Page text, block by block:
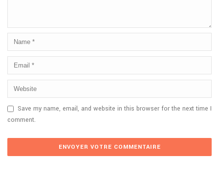
Save my name, email, and website in this browser for the next time I
comment.